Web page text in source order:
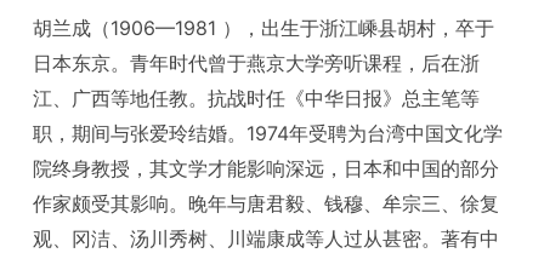
胡兰成（1906—1981 ），出生于浙江嵊县胡村，卒于
日本东京。青年时代曾于燕京大学旁听课程，后在浙
江、广西等地任教。抗战时任《中华日报》总主笔等
职，期间与张爱玲结婚。1974年受聘为台湾中国文化学
院终身教授，其文学才能影响深远，日本和中国的部分
作家颇受其影响。晚年与唐君毅、钱穆、牟宗三、徐复
观、冈洁、汤川秀树、川端康成等人过从甚密。著有中